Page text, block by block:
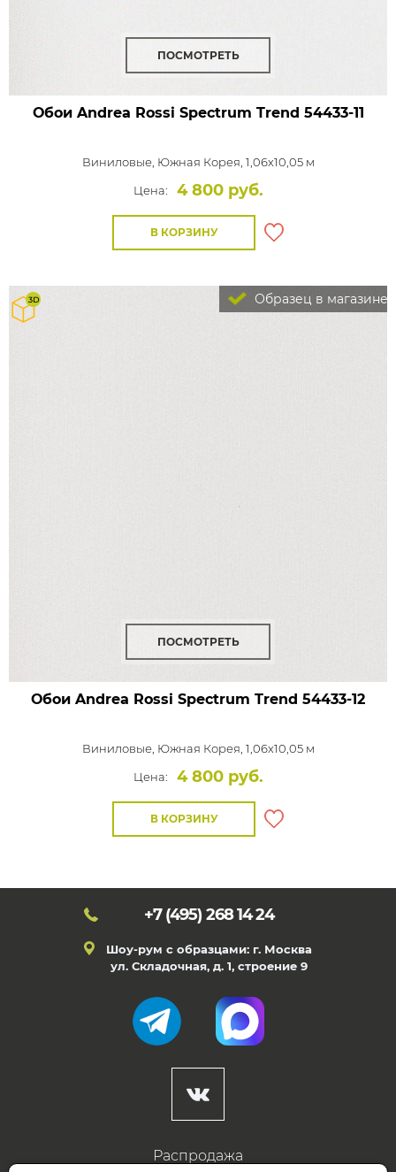
ПОСМОТРЕТЬ
Обои Andrea Rossi Spectrum Trend 54433-11
Виниловые, Южная Корея, 1,06x10,05 м
Цена:
4 800 руб.
В КОРЗИНУ
Образец в магазине
ПОСМОТРЕТЬ
Обои Andrea Rossi Spectrum Trend 54433-12
Виниловые, Южная Корея, 1,06x10,05 м
Цена:
4 800 руб.
В КОРЗИНУ
+7 (495) 268 14 24
Шоу-рум с образцами: г. Москва
ул. Складочная, д. 1, строение 9
Распродажа